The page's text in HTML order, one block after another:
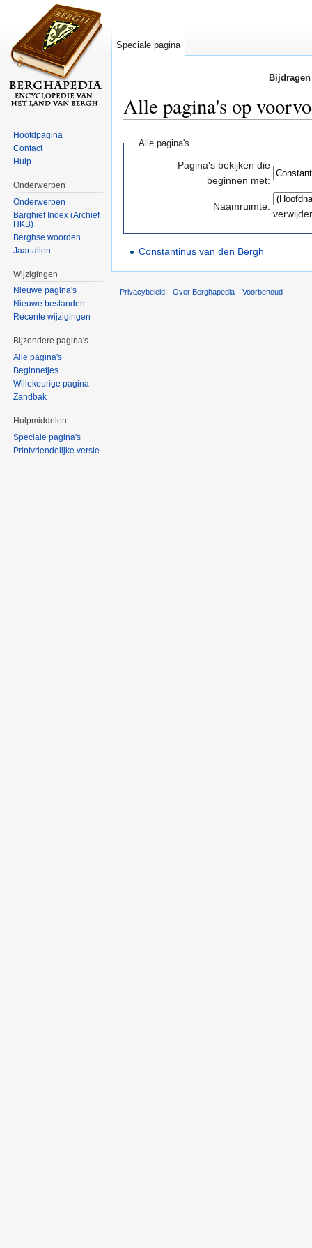
Alle pagina's op
Alle pagina's
Pagina's bekijken die
beginnen met:
Naamruimte:
Constantinus van den Bergh
Speciale pagina
Hoofdpagina
Contact
Hulp
Onderwerpen
Onderwerpen
Barghief Index (Archief
HKB)
Berghse woorden
Jaartallen
Wijzigingen
Nieuwe pagina's
Nieuwe bestanden
Recente wijzigingen
Bijzondere pagina's
Alle pagina's
Beginnetjes
Willekeurige pagina
Zandbak
Hulpmiddelen
Speciale pagina's
Printvriendelijke versie
Privacybeleid Over Berghapedia Voorbehoud